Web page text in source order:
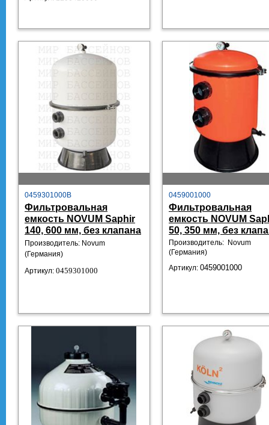
0459301000B
Фильтровальная
емкость NOVUM Saphir
140, 600 мм, без клапана
Производитель: Novum
(Германия)
Артикул: 0459301000
0459001000
Фильтровальная
емкость NOVUM
50, 350 мм, без
Производитель: Novum
(Германия)
Артикул: 0459001000